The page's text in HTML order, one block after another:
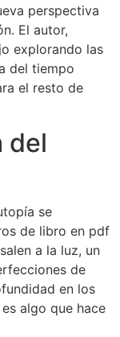
perspectiva
El autor,
explorando las
del tiempo
el resto de
del
se
de libro en pdf
a la luz, un
de
en los
algo que hace